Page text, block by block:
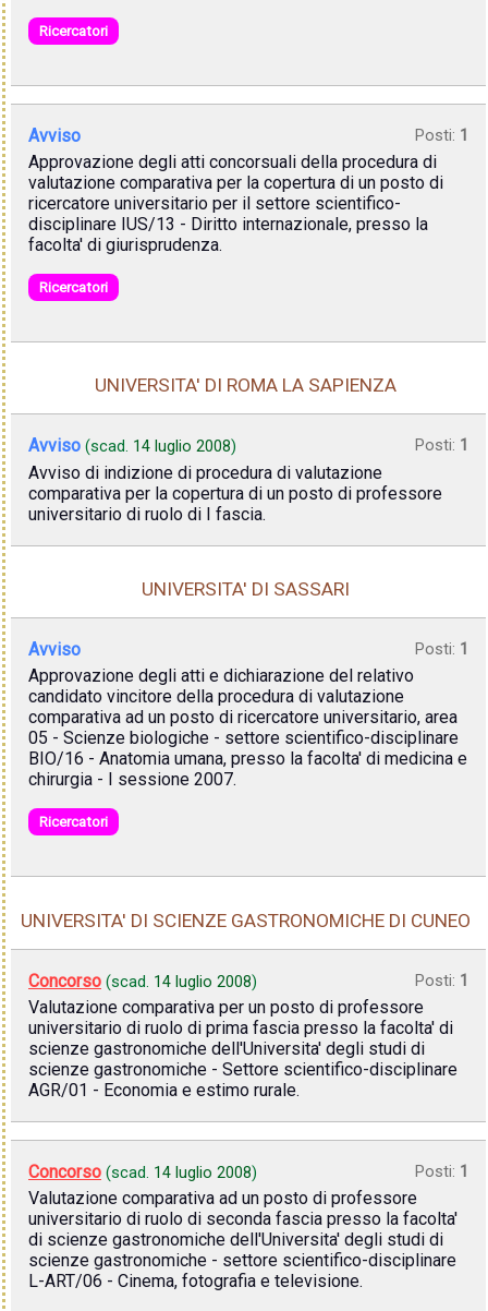
Ricercatori
Avviso Posti: 1
Approvazione degli atti concorsuali della procedura di
valutazione comparativa per la copertura di un posto di
ricercatore universitario per il settore scientifico-
disciplinare IUS/13 - Diritto internazionale, presso la
facolta' di giurisprudenza.
Ricercatori
UNIVERSITA' DI ROMA LA SAPIENZA
Avviso (scad. 14 luglio 2008) Posti: 1
Avviso di indizione di procedura di valutazione
comparativa per la copertura di un posto di professore
universitario di ruolo di I fascia.
UNIVERSITA' DI SASSARI
Avviso Posti: 1
Approvazione degli atti e dichiarazione del relativo
candidato vincitore della procedura di valutazione
comparativa ad un posto di ricercatore universitario, area
05 - Scienze biologiche - settore scientifico-disciplinare
BIO/16 - Anatomia umana, presso la facolta' di medicina e
chirurgia - I sessione 2007.
Ricercatori
UNIVERSITA' DI SCIENZE GASTRONOMICHE DI CUNEO
Concorso (scad. 14 luglio 2008) Posti: 1
Valutazione comparativa per un posto di professore
universitario di ruolo di prima fascia presso la facolta' di
scienze gastronomiche dell'Universita' degli studi di
scienze gastronomiche - Settore scientifico-disciplinare
AGR/01 - Economia e estimo rurale.
Concorso (scad. 14 luglio 2008) Posti: 1
Valutazione comparativa ad un posto di professore
universitario di ruolo di seconda fascia presso la facolta'
di scienze gastronomiche dell'Universita' degli studi di
scienze gastronomiche - settore scientifico-disciplinare
L-ART/06 - Cinema, fotografia e televisione.